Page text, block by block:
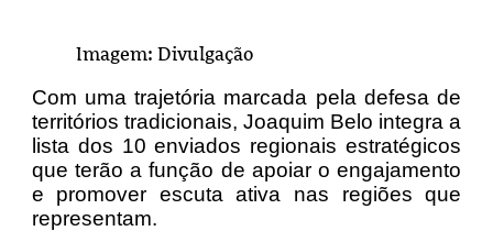
Imagem: Divulgação
Com uma trajetória marcada pela defesa de
territórios tradicionais, Joaquim Belo integra a
lista dos 10 enviados regionais estratégicos
que terão a função de apoiar o engajamento
e promover escuta ativa nas regiões que
representam.